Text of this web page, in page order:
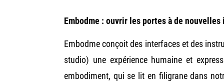
Embodme : ouvrir les portes à de
Embodme conçoit des interfaces et des
studio) une expérience humaine et
embodiment, qui se lit en filigrane dans